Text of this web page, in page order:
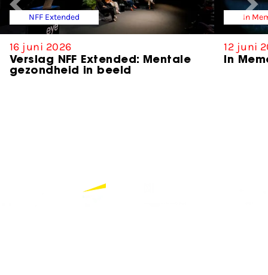
NFF Extended
16 juni 2026
Verslag NFF Extended: Mentale
gezondheid in beeld
In
12 juni
In